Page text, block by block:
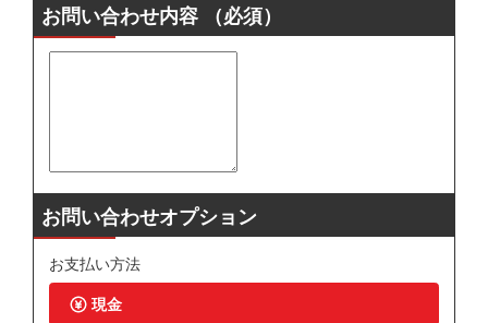
お問い合わせ内容 （必須）
お問い合わせオプション
お支払い方法
現金